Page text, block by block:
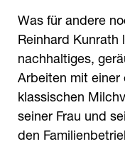
Was für andere
Reinhard Kunrath
nachhaltiges,
Arbeiten mit einer
klassischen
seiner Frau und
den